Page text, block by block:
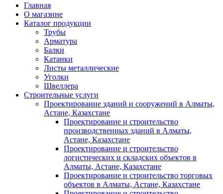
Главная
О магазине
Каталог продукции
Трубы
Арматура
Балки
Катанки
Листы металлические
Уголки
Швеллера
Строительные услуги
Проектирование зданий и сооружений в Алматы,
Астане, Казахстане
Проектирование и строительство
производственных зданий в Алматы,
Астане, Казахстане
Проектирование и строительство
логистических и складских объектов в
Алматы, Астане, Казахстане
Проектирование и строительство торговых
объектов в Алматы, Астане, Казахстане